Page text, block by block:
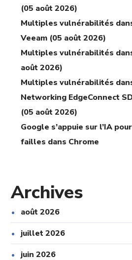
(05 août 2026)
Multiples vulnérabilités
Veeam (05 août 2026)
Multiples vulnérabilités
août 2026)
Multiples vulnérabilités
Networking EdgeConnect
(05 août 2026)
Google s’appuie sur l’IA
failles dans Chrome
Archives
août 2026
juillet 2026
juin 2026